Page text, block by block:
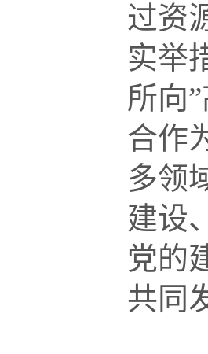
过资
实举
所向”
合作
多领
建设
党的
共同